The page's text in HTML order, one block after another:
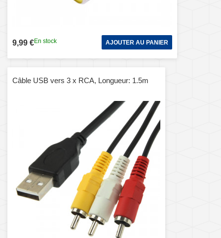
9,99 €En stock AJOUTER AU PANIER
Câble USB vers 3 x RCA, Longueur: 1.5m